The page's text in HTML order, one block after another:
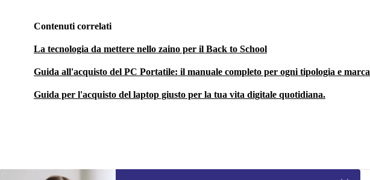
Contenuti correlati
La tecnologia da mettere nello zaino per il Back to School
Guida all'acquisto del PC Portatile: il manuale completo per ogni tipologia e marca
Guida per l'acquisto del laptop giusto per la tua vita digitale quotidiana.